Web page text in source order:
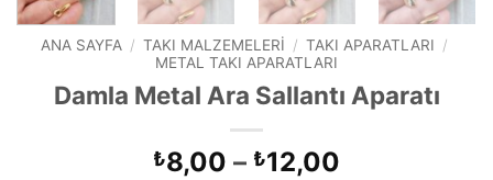
ANA SAYFA / TAKI MALZEMELERI / TAKI APARATLARI /
METAL TAKI APARATLARI
Damla Metal Ara Sallantı Aparatı
₺8,00 – ₺12,00